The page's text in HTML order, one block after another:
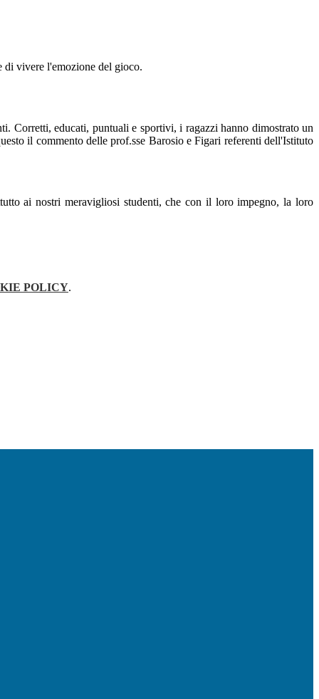
di vivere l'emozione del gioco.
Corretti, educati, puntuali e sportivi, i ragazzi hanno dimostrato un
il commento delle prof.sse Barosio e Figari referenti dell'Istituto
ai nostri meravigliosi studenti, che con il loro impegno, la loro
POLICY.